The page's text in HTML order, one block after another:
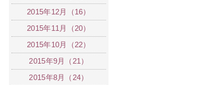
2015年12月（16）
2015年11月（20）
2015年10月（22）
2015年9月（21）
2015年8月（24）